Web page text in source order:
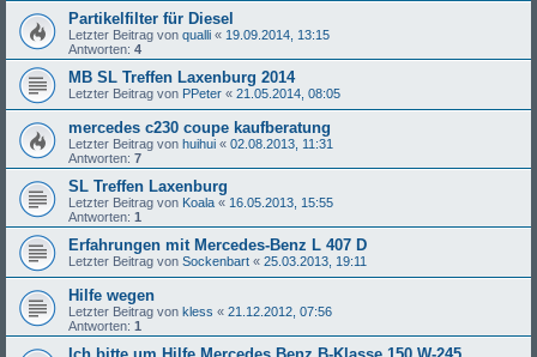
Partikelfilter für Diesel
Letzter Beitrag von qualli « 19.09.2014, 13:15
Antworten: 4
MB SL Treffen Laxenburg 2014
Letzter Beitrag von PPeter « 21.05.2014, 08:05
mercedes c230 coupe kaufberatung
Letzter Beitrag von huihui « 02.08.2013, 11:31
Antworten: 7
SL Treffen Laxenburg
Letzter Beitrag von Koala « 16.05.2013, 15:55
Antworten: 1
Erfahrungen mit Mercedes-Benz L 407 D
Letzter Beitrag von Sockenbart « 25.03.2013, 19:11
Hilfe wegen
Letzter Beitrag von kless « 21.12.2012, 07:56
Antworten: 1